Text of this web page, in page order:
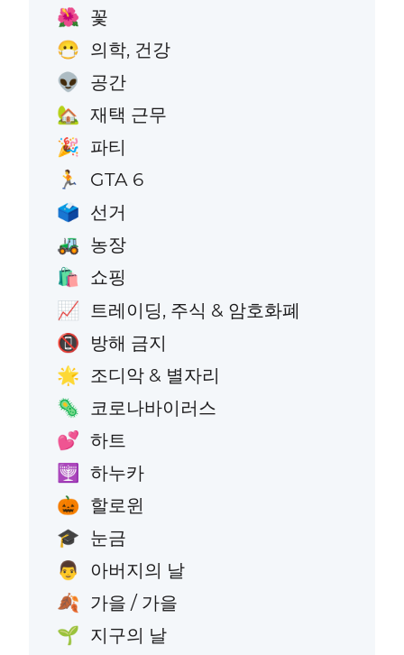
🌺 꽃
😷 의학, 건강
👽 공간
🏡 재택 근무
🎉 파티
🏃 GTA 6
🗳️ 선거
🚜 농장
🛍️ 쇼핑
📈 트레이딩, 주식 & 암호화폐
📵 방해 금지
🌟 조디악 & 별자리
🦠 코로나바이러스
💕 하트
🕎 하누카
🎃 할로윈
🎓 눈금
👨 아버지의 날
🍂 가을 / 가을
🌱 지구의 날